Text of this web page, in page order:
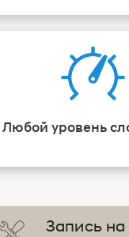
Любой уровень
Запись на